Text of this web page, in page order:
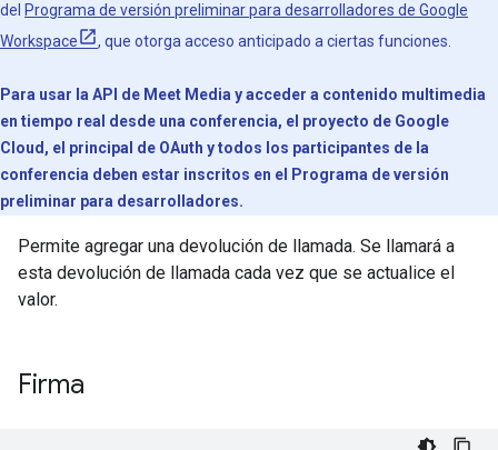
del Programa de versión preliminar para desarrolladores de Google
Workspace
, que otorga acceso anticipado a ciertas funciones.
Para usar la API de Meet Media y acceder a contenido multimedia
en tiempo real desde una conferencia, el proyecto de Google
Cloud, el principal de OAuth y todos los participantes de la
conferencia deben estar inscritos en el Programa de versión
preliminar para desarrolladores.
Permite agregar una devolución de llamada. Se llamará a
esta devolución de llamada cada vez que se actualice el
valor.
Firma